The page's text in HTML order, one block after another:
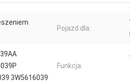
Pojazd dla:
3W5616039
Funkcja: